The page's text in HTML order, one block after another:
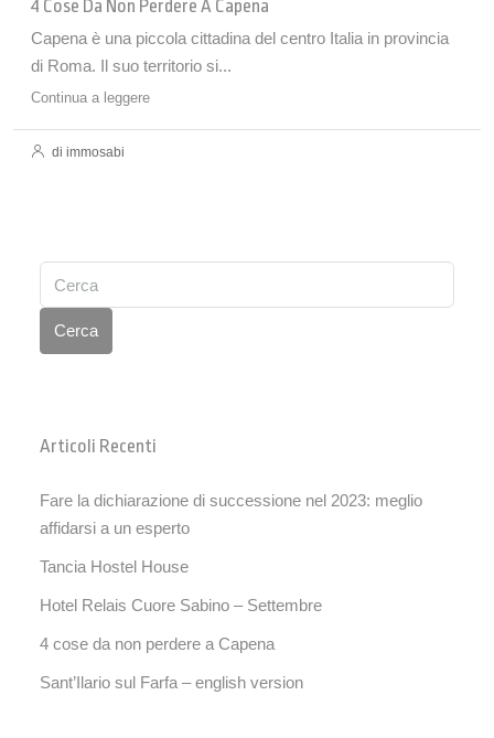
4 Cose Da Non Perdere A Capena
Capena è una piccola cittadina del centro Italia in provincia
di Roma. Il suo territorio si...
Continua a leggere
di immosabi
Cerca
Articoli Recenti
Fare la dichiarazione di successione nel 2023: meglio
affidarsi a un esperto
Tancia Hostel House
Hotel Relais Cuore Sabino – Settembre
4 cose da non perdere a Capena
Sant’Ilario sul Farfa – english version